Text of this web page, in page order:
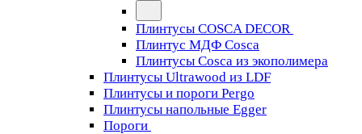
Плинтусы COSCA DECOR
Плинтус МДФ Cosca
Плинтусы Cosca из экополимера
Плинтусы Ultrawood из LDF
Плинтусы и пороги Pergo
Плинтусы напольные Egger
Пороги